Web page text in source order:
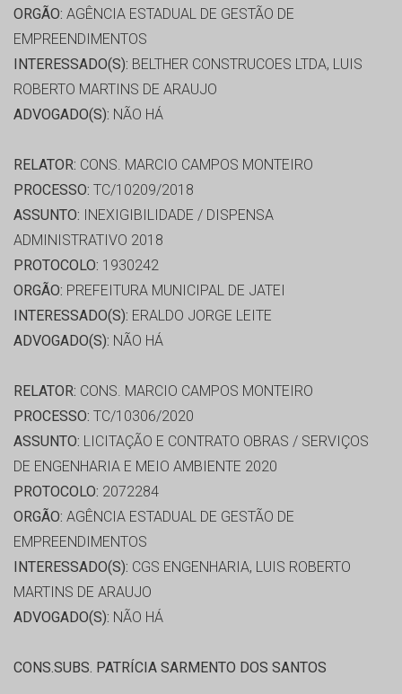
ORGÃO: AGÊNCIA ESTADUAL DE GESTÃO DE
EMPREENDIMENTOS
INTERESSADO(S): BELTHER CONSTRUCOES LTDA, LUIS
ROBERTO MARTINS DE ARAUJO
ADVOGADO(S): NÃO HÁ
RELATOR: CONS. MARCIO CAMPOS MONTEIRO
PROCESSO: TC/10209/2018
ASSUNTO: INEXIGIBILIDADE / DISPENSA
ADMINISTRATIVO 2018
PROTOCOLO: 1930242
ORGÃO: PREFEITURA MUNICIPAL DE JATEI
INTERESSADO(S): ERALDO JORGE LEITE
ADVOGADO(S): NÃO HÁ
RELATOR: CONS. MARCIO CAMPOS MONTEIRO
PROCESSO: TC/10306/2020
ASSUNTO: LICITAÇÃO E CONTRATO OBRAS / SERVIÇOS
DE ENGENHARIA E MEIO AMBIENTE 2020
PROTOCOLO: 2072284
ORGÃO: AGÊNCIA ESTADUAL DE GESTÃO DE
EMPREENDIMENTOS
INTERESSADO(S): CGS ENGENHARIA, LUIS ROBERTO
MARTINS DE ARAUJO
ADVOGADO(S): NÃO HÁ
CONS.SUBS. PATRÍCIA SARMENTO DOS SANTOS